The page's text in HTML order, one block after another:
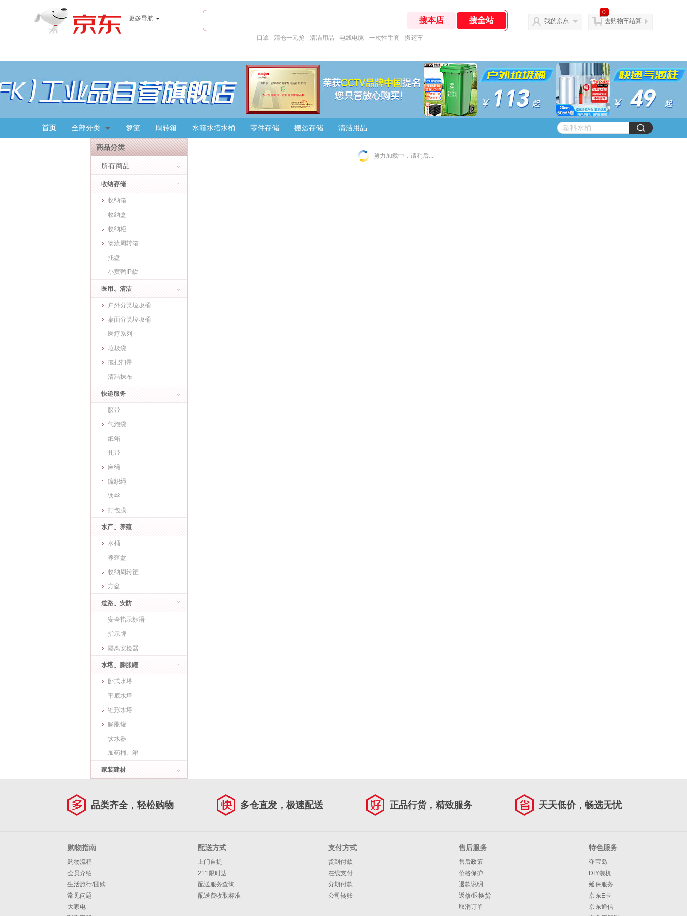
更多导航
口罩 清仓一元抢 清洁用品 电线电缆 一次性手套 搬运车
我的京东
0
去购物车结算
首页 全部分类 箩筐 周转箱 水箱水塔水桶 零件存储 搬运存储 清洁用品
商品分类
所有商品
收纳存储
收纳箱
收纳盒
收纳柜
物流周转箱
托盘
小黄鸭IP款
医用、清洁
户外分类垃圾桶
桌面分类垃圾桶
医疗系列
垃圾袋
拖把扫帚
清洁抹布
快递服务
胶带
气泡袋
纸箱
扎带
麻绳
编织绳
铁丝
打包膜
水产、养殖
水桶
养殖盆
收纳周转筐
方盆
道路、安防
安全指示标语
指示牌
隔离安检器
水塔、膨胀罐
卧式水塔
平底水塔
锥形水塔
膨胀罐
饮水器
加药桶、箱
家装建材
努力加载中，请稍后...
品类齐全，轻松购物 多仓直发，极速配送 正品行货，精致服务 天天低价，畅选无忧
购物指南
购物流程
会员介绍
生活旅行/团购
常见问题
大家电
配送方式
上门自提
211限时达
配送服务查询
配送费收取标准
支付方式
货到付款
在线支付
分期付款
公司转账
售后服务
售后政策
价格保护
退款说明
返修/退换货
取消订单
特色服务
夺宝岛
DIY装机
延保服务
京东E卡
京东通信